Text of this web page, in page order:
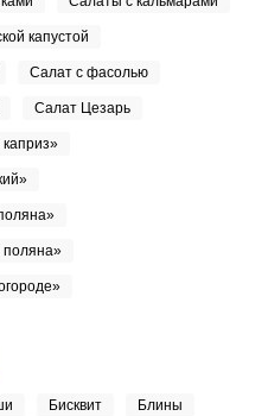
капустой
Салат с фасолью
Салат Цезарь
Бисквит Блины